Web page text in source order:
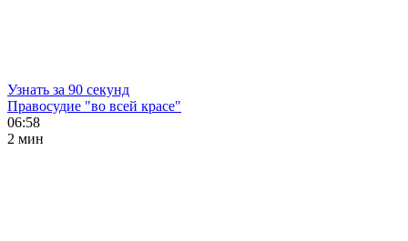
Узнать за 90 секунд
Правосудие "во всей красе"
06:58
2 мин